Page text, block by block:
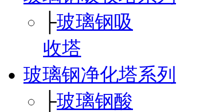
├玻璃钢吸
收塔
玻璃钢净化塔系列
├玻璃钢酸